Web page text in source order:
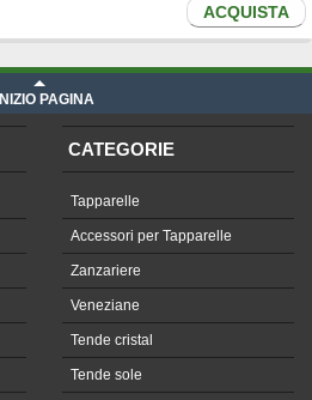
ACQUISTA
INIZIO PAGINA
CATEGORIE
Tapparelle
Accessori per Tapparelle
Zanzariere
Veneziane
Tende cristal
Tende sole